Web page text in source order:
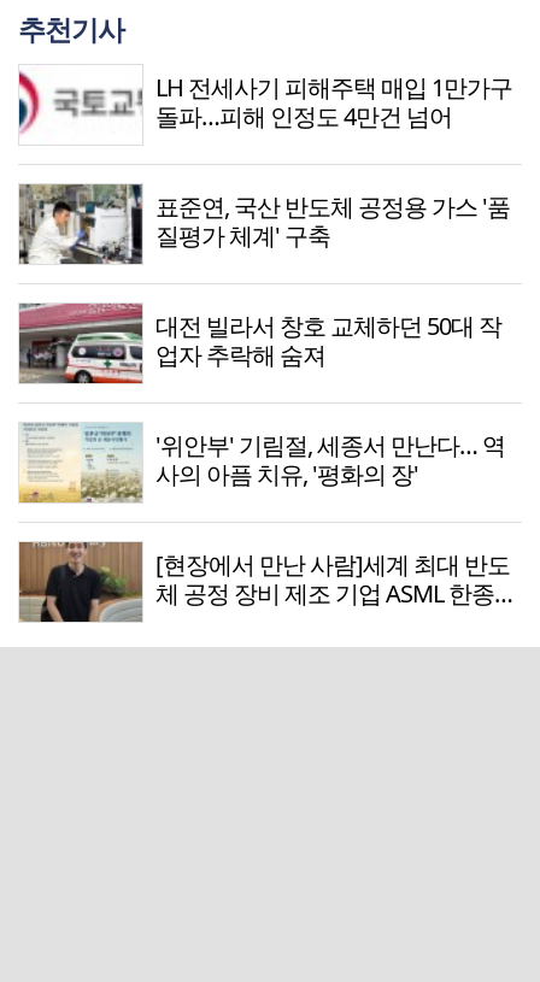
추천기사
LH 전세사기 피해주택 매입 1만가구
돌파…피해 인정도 4만건 넘어
표준연, 국산 반도체 공정용 가스 '품
질평가 체계' 구축
대전 빌라서 창호 교체하던 50대 작
업자 추락해 숨져
'위안부' 기림절, 세종서 만난다… 역
사의 아픔 치유, '평화의 장'
[현장에서 만난 사람]세계 최대 반도
체 공정 장비 제조 기업 ASML 한종호